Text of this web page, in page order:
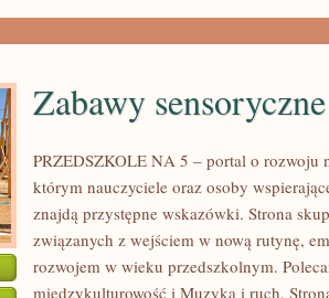
Zabawy sensoryczne
PRZEDSZKOLE NA 5 – portal o rozwoju
którym nauczyciele oraz osoby
znajdą przystępne wskazówki. Strona
związanych z wejściem w nową rutynę,
rozwojem w wieku przedszkolnym.
międzykulturowość i Muzyka i ruch.